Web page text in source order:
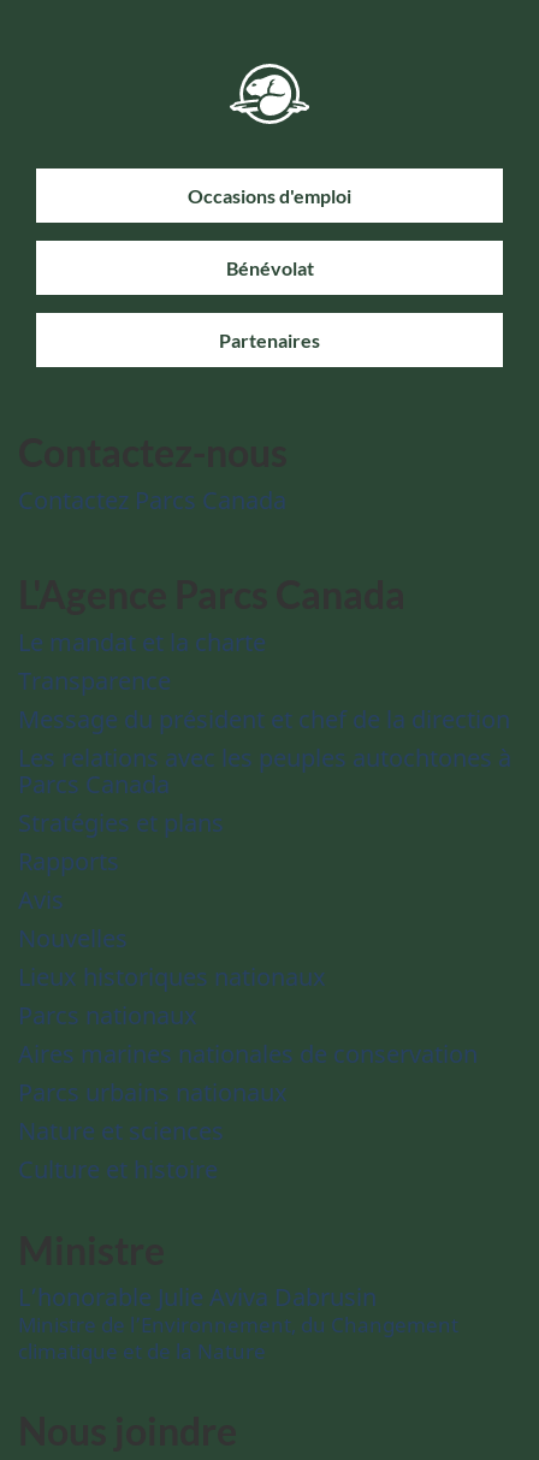
Occasions d'emploi
Bénévolat
Partenaires
Contactez Parcs Canada
Le mandat et la charte
Transparence
Message du président et chef de la direction
Les relations avec les peuples autochtones à
Parcs Canada
Stratégies et plans
Rapports
Avis
Nouvelles
Lieux historiques nationaux
Parcs nationaux
Aires marines nationales de conservation
Parcs urbains nationaux
Nature et sciences
Culture et histoire
L’honorable Julie Aviva Dabrusin
Ministre de l’Environnement, du Changement
climatique et de la Nature